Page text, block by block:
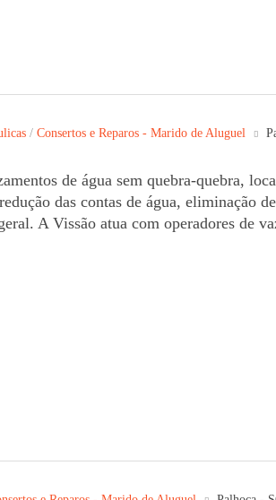
/ Consertos e Reparos - Marido de Aluguel
de água sem quebra-quebra,
das contas de água, eliminação
A Vissão atua com operadores de